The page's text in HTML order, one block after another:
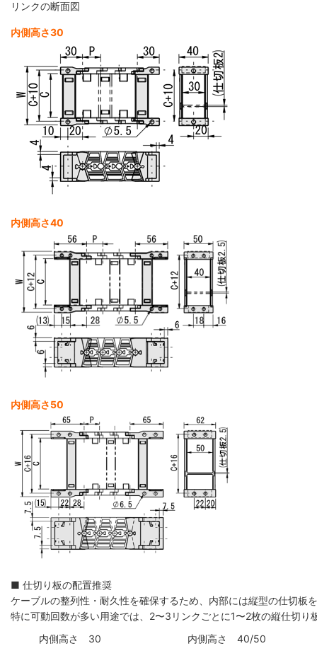
リンクの断面図
内側高さ30
内側高さ40
内側高さ50
■ 仕切り板の配置推奨
ケーブルの整列性・耐久性を確保するため、内部には縦型の仕切板
特に可動回数が多い用途では、2〜3リンクごとに1〜2枚の縦仕切
内側高さ 30
内側高さ 40/50